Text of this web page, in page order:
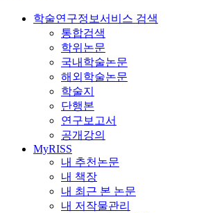
학술연구정보서비스 검색
통합검색
학위논문
국내학술논문
해외학술논문
학술지
단행본
연구보고서
공개강의
MyRISS
내 추천논문
내 책장
내 최근 본 논문
내 저작물관리